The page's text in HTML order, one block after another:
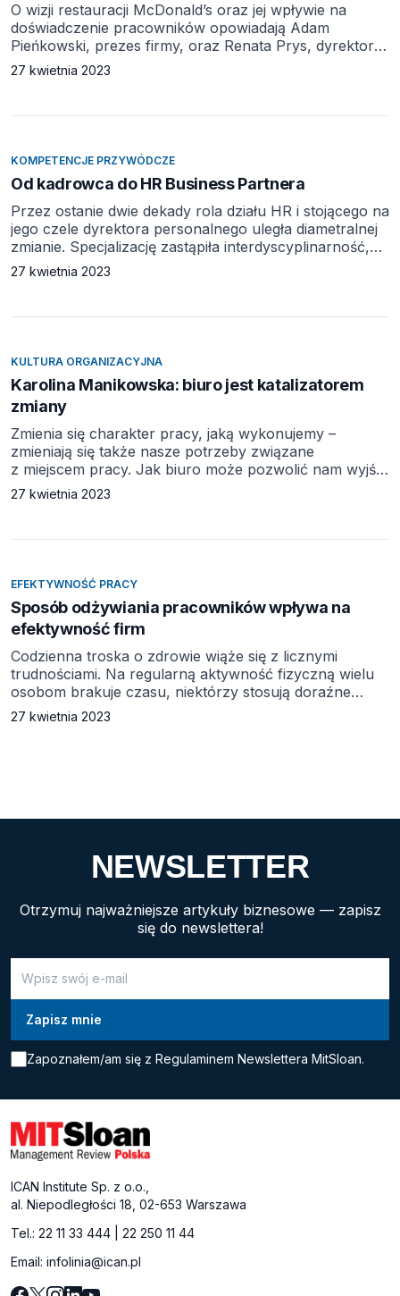
O wizji restauracji McDonald’s oraz jej wpływie na
doświadczenie pracowników opowiadają Adam
Pieńkowski, prezes firmy, oraz Renata Prys, dyrektor
HR. Partnerem materiału jest McDonald’s. Co oznacza
McDonald’s to wizja, która ma na celu jeszcze większe
i licencjobiorców – na […]
27 kwietnia 2023
KOMPETENCJE PRZYWÓDCZE
Od kadrowca do HR Business Partnera
Przez ostanie dwie dekady rola działu HR i stojącego na
jego czele dyrektora personalnego uległa diametralnej
zmianie. Specjalizację zastąpiła interdyscyplinarność,
na miejscu funkcji kadrowo‑płacowej pojawiło się
Budziszewską‑Pettyn, HR Manager CEE w DLL Polska.
temu? Marzena Budziszewska‑Pettyn: Wtedy właśnie
27 kwietnia 2023
KULTURA ORGANIZACYJNA
Karolina Manikowska: biuro jest katalizatorem
zmiany
Zmienia się charakter pracy, jaką wykonujemy –
zmieniają się także nasze potrzeby związane
z miejscem pracy. Jak biuro może pozwolić nam wyjść
im naprzeciw? Choć wiele się w sposobie, w jaki
„Strefy spotkań – jak usprawnić komunikację”
znaczącym zmianom, biura […]
27 kwietnia 2023
EFEKTYWNOŚĆ PRACY
Sposób odżywiania pracowników wpływa na
efektywność firm
Codzienna troska o zdrowie wiąże się z licznymi
trudnościami. Na regularną aktywność fizyczną wielu
osobom brakuje czasu, niektórzy stosują doraźne
diety, a po ich zakończeniu wracają do poprzedniej
27 kwietnia 2023
NEWSLETTER
Otrzymuj najważniejsze artykuły biznesowe — zapisz
się do newslettera!
Zapoznałem/am się z Regulaminem Newslettera MitSloan.
ICAN Institute Sp. z o.o.,
al. Niepodległości 18, 02-653 Warszawa
Tel.: 22 11 33 444
22 250 11 44
Email: infolinia@ican.pl